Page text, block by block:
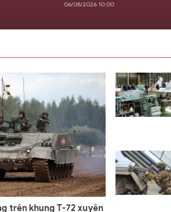
06/08/2026 10:00
trên khung T-72 xuyên